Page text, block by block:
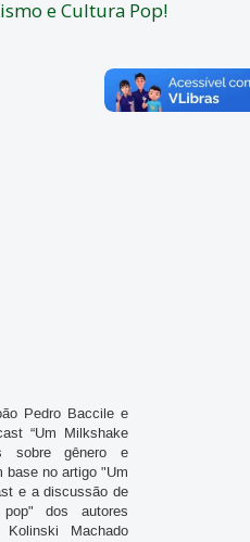
e Cultura Pop!
Pedro Baccile e
“Um Milkshake
sobre gênero e
base no artigo "Um
e a discussão de
dos autores
Machado